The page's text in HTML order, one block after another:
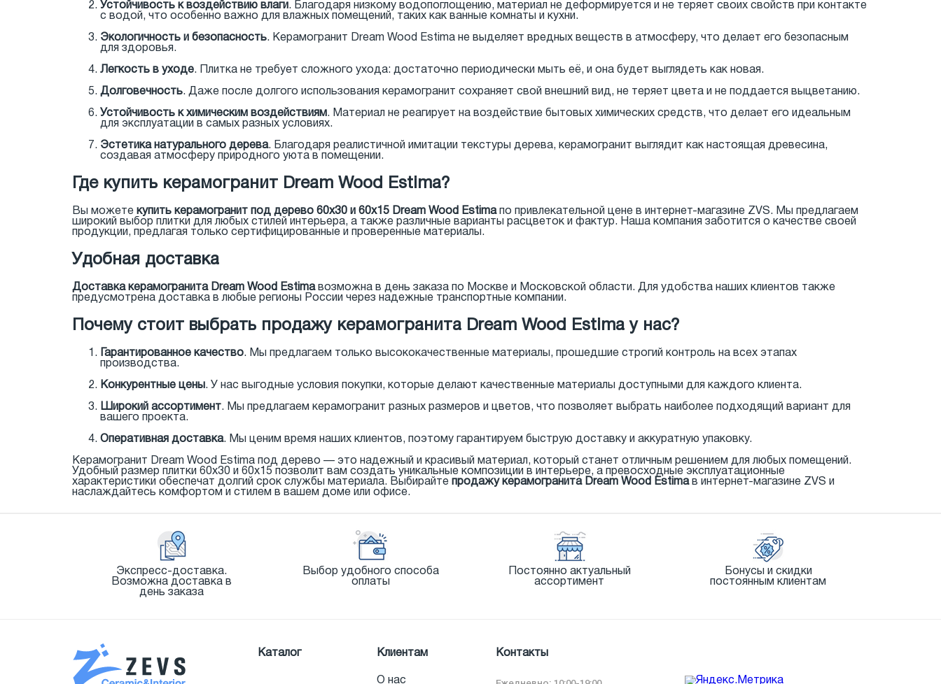
Устойчивость к воздействию влаги . Благодаря низкому водопоглощению, материал не деформируется и не теряет своих свойств при контакте
с водой, что особенно важно для влажных помещений, таких как ванные комнаты и кухни.
Экологичность и безопасность. Керамогранит Dream Wood Estima не выделяет вредных веществ в атмосферу, что делает его безопасным
для здоровья.
Легкость в уходе. Плитка не требует сложного ухода: достаточно периодически мыть её, и она будет выглядеть как новая.
Долговечность. Даже после долгого использования керамогранит сохраняет свой внешний вид, не теряет цвета и не поддается выцветанию.
Устойчивость к химическим воздействиям . Материал не реагирует на воздействие бытовых химических средств, что делает его идеальным
для эксплуатации в самых разных условиях.
Эстетика натурального дерева. Благодаря реалистичной имитации текстуры дерева, керамогранит выглядит как настоящая древесина,
создавая атмосферу природного уюта в помещении.
Где купить керамогранит Dream Wood Estima?
Вы можете купить керамогранит под дерево 60x30 и 60x15 Dream Wood Estimaпо привлекательной цене в интернет-магазине ZVS. Мы предлагаем
широкий выбор плитки для любых стилей интерьера, а также различные варианты расцветок и фактур. Наша компания заботится о качестве своей
продукции, предлагая только сертифицированные и проверенные материалы.
Удобная доставка
Доставка керамогранита Dream Wood Estimaвозможна в день заказа по Москве и Московской области. Для удобства наших клиентов также
предусмотрена доставка в любые регионы России через надежные транспортные компании.
Почему стоит выбрать продажу керамогранита Dream Wood Estima у нас?
Гарантированное качество. Мы предлагаем только высококачественные материалы, прошедшие строгий контроль на всех этапах
производства.
Конкурентные цены. У нас выгодные условия покупки, которые делают качественные материалы доступными для каждого клиента.
Широкий ассортимент. Мы предлагаем керамогранит разных размеров и цветов, что позволяет выбрать наиболее подходящий вариант для
вашего проекта.
Оперативная доставка. Мы ценим время наших клиентов, поэтому гарантируем быструю доставку и аккуратную упаковку.
Керамогранит Dream Wood Estima под дерево — это надежный и красивый материал, который станет отличным решением для любых помещений.
Удобный размер плитки 60x30 и 60x15 позволит вам создать уникальные композиции в интерьере, а превосходные эксплуатационные
характеристики обеспечат долгий срок службы материала. Выбирайте продажу керамогранита Dream Wood Estimaв интернет-магазине ZVS и
наслаждайтесь комфортом и стилем в вашем доме или офисе.
Экспресс-доставка.
Возможна доставка в
день заказа
Выбор удобного способа
оплаты
Постоянно актуальный
ассортимент
Бонусы и скидки
постоянным клиентам
Каталог Клиентам
О нас
Контакты